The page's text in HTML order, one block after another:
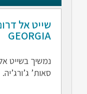
GEORGIA
נמשיך בשייט
סאות’ ג’ורג’יה.